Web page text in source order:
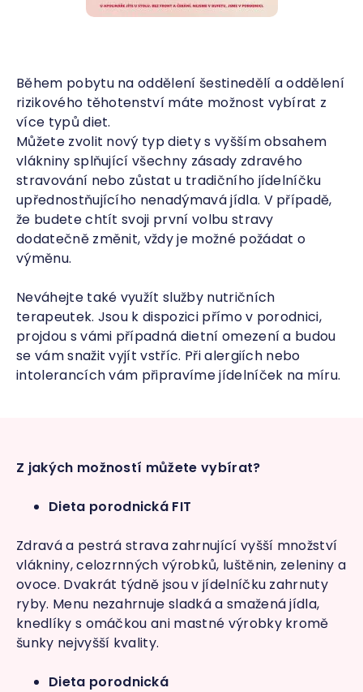
Během pobytu na oddělení šestinedělí a oddělení
rizikového těhotenství máte možnost vybírat z
více typů diet.
Můžete zvolit nový typ diety s vyšším obsahem
vlákniny splňující všechny zásady zdravého
stravování nebo zůstat u tradičního jídelníčku
upřednostňujícího nenadýmavá jídla. V případě,
že budete chtít svoji první volbu stravy
dodatečně změnit, vždy je možné požádat o
výměnu.
Neváhejte také využít služby nutričních
terapeutek. Jsou k dispozici přímo v porodnici,
projdou s vámi případná dietní omezení a budou
se vám snažit vyjít vstříc. Při alergiích nebo
intolerancích vám připravíme jídelníček na míru.
Z jakých možností můžete vybírat?
Dieta porodnická FIT
Zdravá a pestrá strava zahrnující vyšší množství
vlákniny, celozrnných výrobků, luštěnin, zeleniny a
ovoce. Dvakrát týdně jsou v jídelníčku zahrnuty
ryby. Menu nezahrnuje sladká a smažená jídla,
knedlíky s omáčkou ani mastné výrobky kromě
šunky nejvyšší kvality.
Dieta porodnická